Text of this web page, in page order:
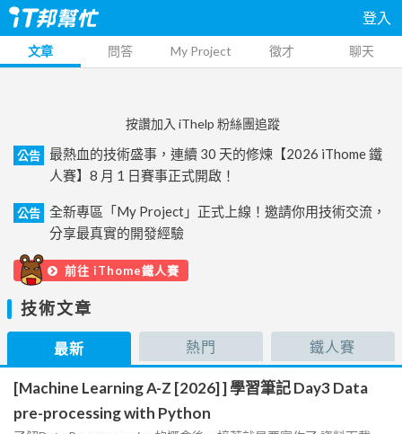
登入
文章 問答 My Project 徵才 聊天
按讚加入 iThelp 粉絲團追蹤
公告
最熱血的技術盛事，連續 30 天的修煉【2026 iThome 鐵
人賽】8 月 1 日賽事正式開啟！
公告
全新專區「My Project」正式上線！邀請你用技術交流，
分享最真實的開發經驗
前往 iThome鐵人賽
技術文章
最新 熱門 鐵人賽
[Machine Learning A-Z [2026] ] 學習筆記 Day3 Data
pre-processing with Python